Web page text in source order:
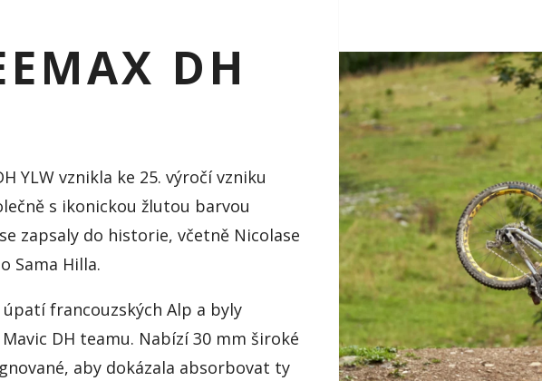
DH
YLW vznikla ke 25. výročí vzniku
s ikonickou žlutou barvou
zapsaly do historie, včetně Nicolase
Sama Hilla.
francouzských Alp a byly
DH teamu. Nabízí 30 mm široké
aby dokázala absorbovat ty